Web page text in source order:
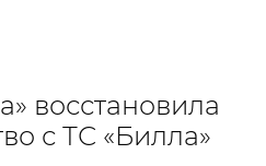
восстановила
с ТС «Билла»